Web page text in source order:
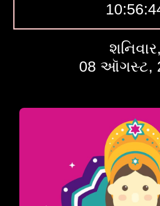
શનિવાર,
08 ઑગસ્ટ,